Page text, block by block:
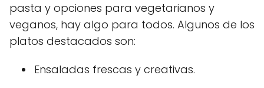
pasta y opciones para vegetarianos y
veganos, hay algo para todos. Algunos de los
platos destacados son:
Ensaladas frescas y creativas.